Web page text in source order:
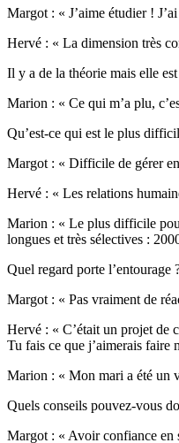
Margot : « J’aime étudier !
Hervé : « La dimension très
Il y a de la théorie mais elle
Marion : « Ce qui m’a plu,
Qu’est-ce qui est le plus
Margot : « Difficile de gérer
Hervé : « Les relations
Marion : « Le plus difficile
longues et très sélectives :
Quel regard porte l’entourage
Margot : « Pas vraiment de
Hervé : « C’était un projet de
Tu fais ce que j’aimerais faire
Marion : « Mon mari a été un
Quels conseils pouvez-vous
Margot : « Avoir confiance en